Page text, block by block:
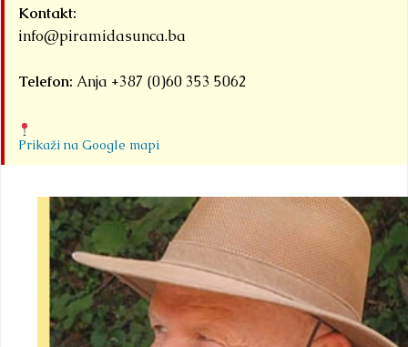
Kontakt:
info@piramidasunca.ba
Telefon: Anja +387 (0)60 353 5062
Prikaži na Google mapi